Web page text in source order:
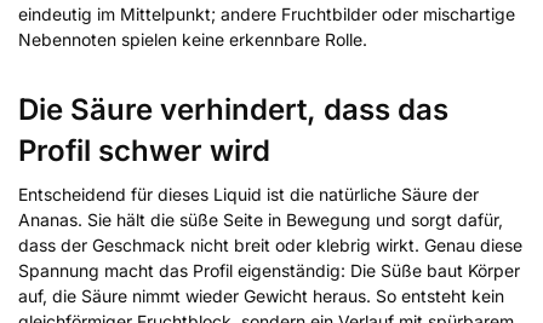
eindeutig im Mittelpunkt; andere Fruchtbilder oder mischartige
Nebennoten spielen keine erkennbare Rolle.
Die Säure verhindert, dass das
Profil schwer wird
Entscheidend für dieses Liquid ist die natürliche Säure der
Ananas. Sie hält die süße Seite in Bewegung und sorgt dafür,
dass der Geschmack nicht breit oder klebrig wirkt. Genau diese
Spannung macht das Profil eigenständig: Die Süße baut Körper
auf, die Säure nimmt wieder Gewicht heraus. So entsteht kein